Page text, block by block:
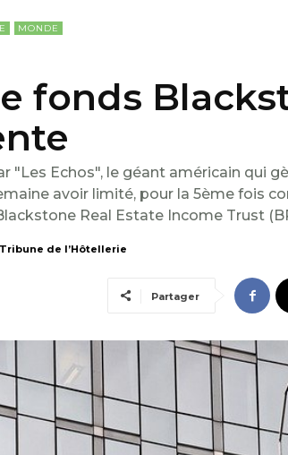
MONDE
fonds
"Les Echos", le géant américain qui
avoir limité, pour la 5ème fois
Real Estate Income Trust
de l’Hôtellerie
Partager